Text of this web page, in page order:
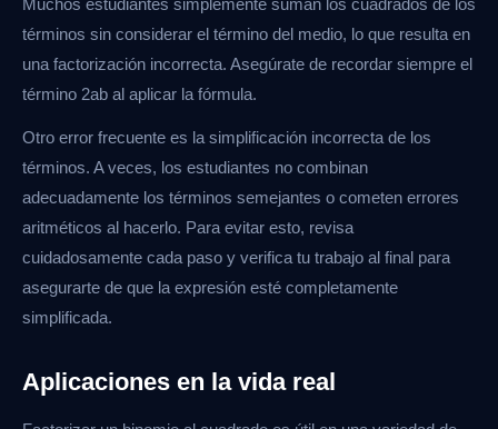
términos sin considerar el término del medio, lo que resulta en
una factorización incorrecta. Asegúrate de recordar siempre el
término 2ab al aplicar la fórmula.
Otro error frecuente es la simplificación incorrecta de los
términos. A veces, los estudiantes no combinan
adecuadamente los términos semejantes o cometen errores
aritméticos al hacerlo. Para evitar esto, revisa
cuidadosamente cada paso y verifica tu trabajo al final para
asegurarte de que la expresión esté completamente
simplificada.
Aplicaciones en la vida real